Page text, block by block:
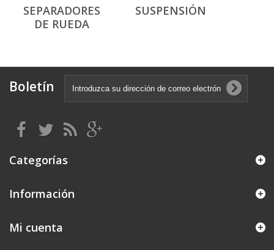
SEPARADORES
DE RUEDA
SUSPENSIÓN
Boletín
Categorías
Información
Mi cuenta